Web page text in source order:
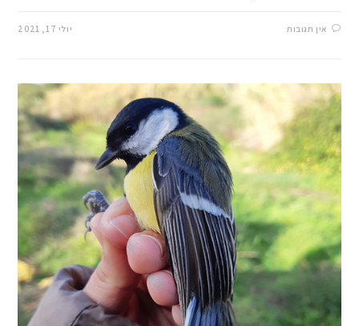
אין תגובות יולי 17, 2021